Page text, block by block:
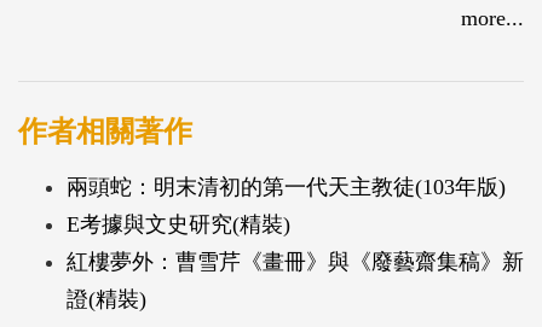
書中仔細梳理曹家的人脈網絡，及其家族間過繼、兼
小說間的對話，耙梳出《紅樓夢》中帶有作者特殊生
命經驗的DNA浮水印，從而確認這本小說的著作權
是書還首度揭開封王者當中「二女皆為妃」的世紀之
謎，成功自141位封王者當中，篩出曹寅次婿的最佳
人選即青海親王羅卜藏丹津，進而發現一個從大觀園
跨越到蒙古大草原的精彩故事，曹家及其親友們竟然
more...
作者相關著作
兩頭蛇：明末清初的第一代天主教徒(103年版)
E考據與文史研究(精裝)
紅樓夢外：曹雪芹《畫冊》與《廢藝齋集稿》新
證(精裝)